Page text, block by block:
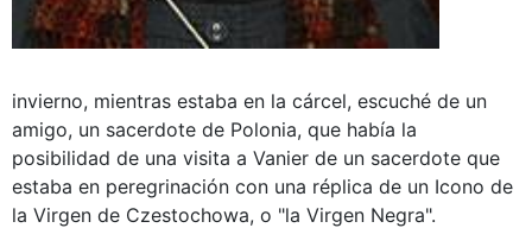
invierno, mientras estaba en la cárcel, escuché de un
amigo, un sacerdote de Polonia, que había la
posibilidad de una visita a Vanier de un sacerdote que
estaba en peregrinación con una réplica de un Icono de
la Virgen de Czestochowa, o "la Virgen Negra".